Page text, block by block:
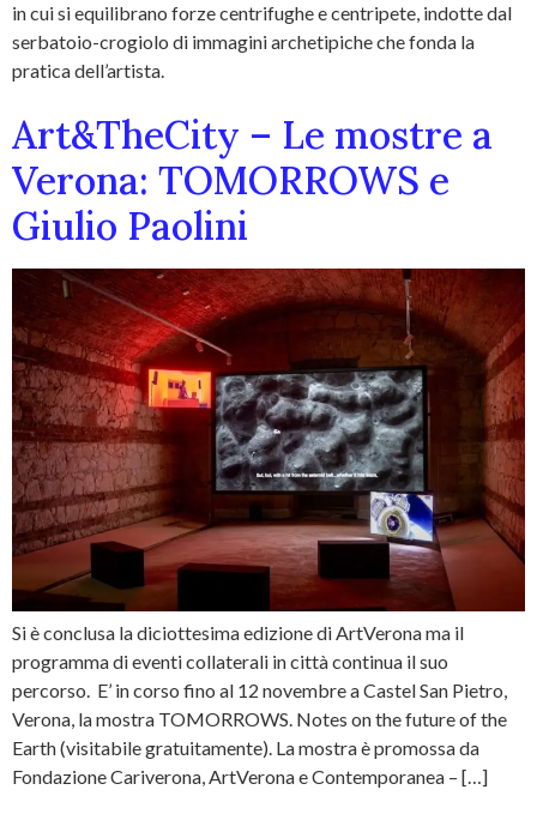
in cui si equilibrano forze centrifughe e centripete, indotte dal
serbatoio-crogiolo di immagini archetipiche che fonda la
pratica dell’artista.
Art&TheCity – Le mostre a
Verona: TOMORROWS e
Giulio Paolini
Si è conclusa la diciottesima edizione di ArtVerona ma il
programma di eventi collaterali in città continua il suo
percorso. E’ in corso fino al 12 novembre a Castel San Pietro,
Verona, la mostra TOMORROWS. Notes on the future of the
Earth (visitabile gratuitamente). La mostra è promossa da
Fondazione Cariverona, ArtVerona e Contemporanea – […]